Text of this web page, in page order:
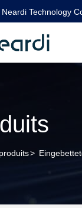
Technology
produits>